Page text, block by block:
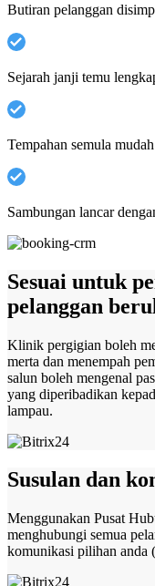
Butiran pelanggan
Sejarah janji temu
Tempahan semula
Sambungan lancar
Sesuai untuk
pelanggan
Klinik pergigian boleh
merta dan menempah
salun boleh mengenal
yang diperibadikan
lampau.
Susulan dan
Menggunakan Pusat
menghubungi semua
komunikasi pilihan anda